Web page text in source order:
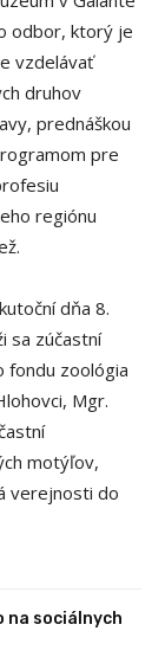
odbor, ktorý je
vzdelávať
druhov
prednáškou
pre
regiónu
dňa 8.
sa zúčastní
fondu zoológia
Mgr.
motýľov,
verejnosti do
na sociálnych